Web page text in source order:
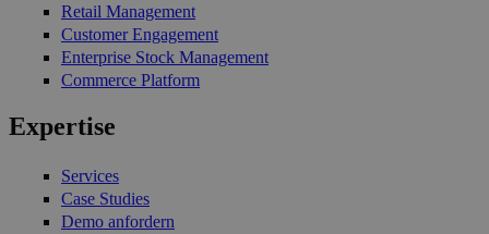
Retail Management
Customer Engagement
Enterprise Stock Management
Commerce Platform
Expertise
Services
Case Studies
Demo anfordern